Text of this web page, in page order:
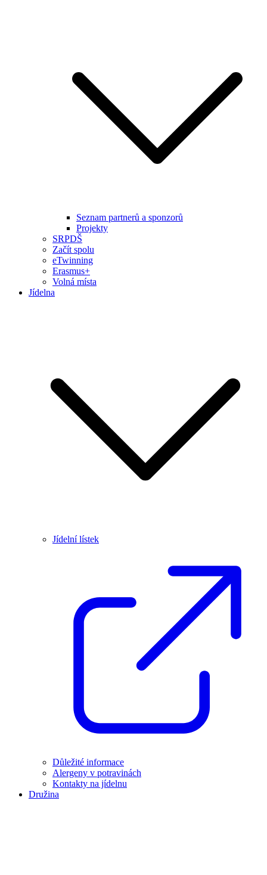
Seznam partnerů a sponzorů
Projekty
SRPDŠ
Začít spolu
eTwinning
Erasmus+
Volná místa
Jídelna
Jídelní lístek
Důležité informace
Alergeny v potravinách
Kontakty na jídelnu
Družina